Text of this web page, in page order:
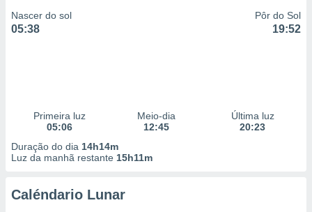
Nascer do sol
05:38
Pôr do Sol
19:52
Primeira luz
05:06
Meio-dia
12:45
Última luz
20:23
Duração do dia 14h14m
Luz da manhã restante 15h11m
Caléndario Lunar